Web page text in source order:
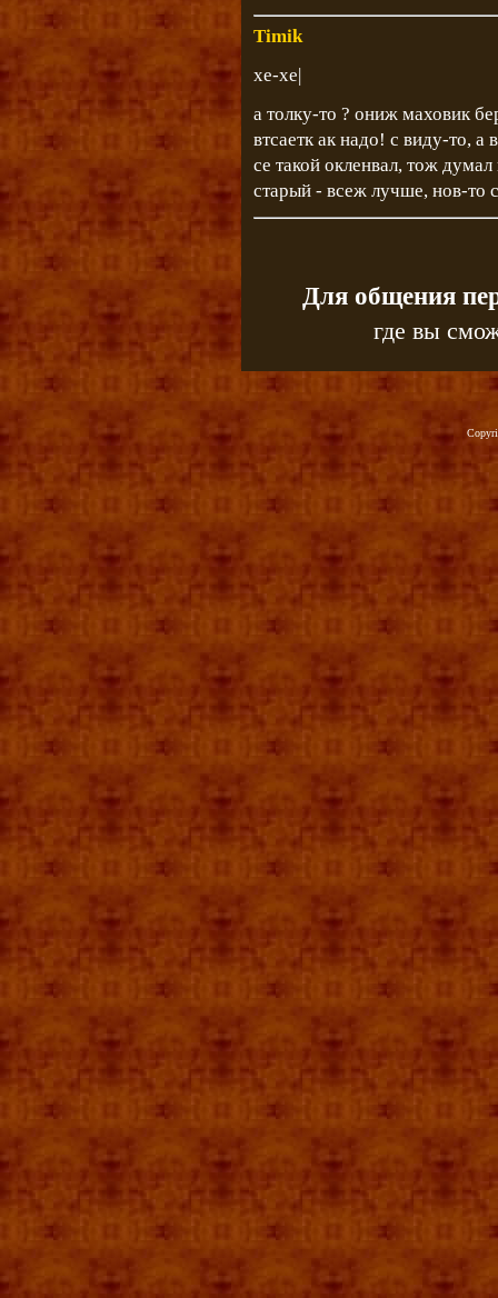
Timik
хе-хе|
а толку-то ? ониж маховик
втсаетк ак надо! с виду-то, а
се такой окленвал, тож
старый - всеж лучше, нов-то
Для общения
где вы